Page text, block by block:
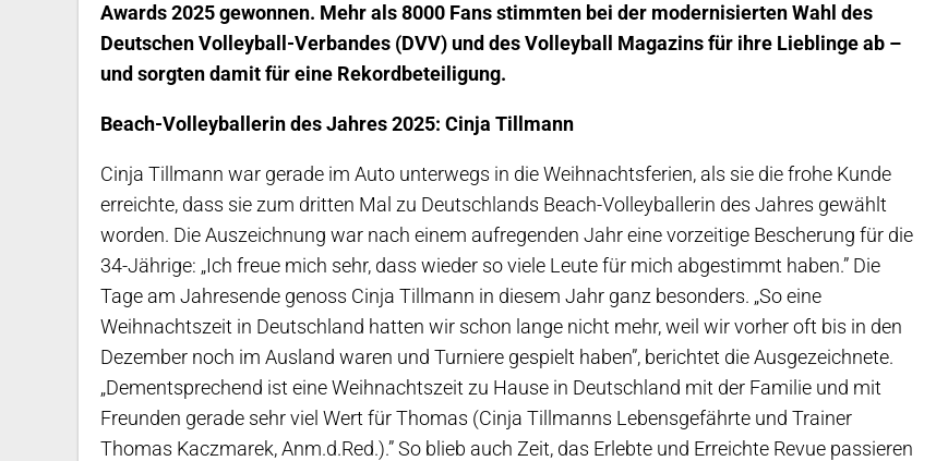
Awards 2025 gewonnen. Mehr als 8000 Fans stimmten bei der modernisierten Wahl des
Deutschen Volleyball-Verbandes (DVV) und des Volleyball Magazins für ihre Lieblinge ab –
und sorgten damit für eine Rekordbeteiligung.
Beach-Volleyballerin des Jahres 2025: Cinja Tillmann
Cinja Tillmann war gerade im Auto unterwegs in die Weihnachtsferien, als sie die frohe Kunde
erreichte, dass sie zum dritten Mal zu Deutschlands Beach-Volleyballerin des Jahres gewählt
worden. Die Auszeichnung war nach einem aufregenden Jahr eine vorzeitige Bescherung für die
34-Jährige: „Ich freue mich sehr, dass wieder so viele Leute für mich abgestimmt haben.” Die
Tage am Jahresende genoss Cinja Tillmann in diesem Jahr ganz besonders. „So eine
Weihnachtszeit in Deutschland hatten wir schon lange nicht mehr, weil wir vorher oft bis in den
Dezember noch im Ausland waren und Turniere gespielt haben”, berichtet die Ausgezeichnete.
„Dementsprechend ist eine Weihnachtszeit zu Hause in Deutschland mit der Familie und mit
Freunden gerade sehr viel Wert für Thomas (Cinja Tillmanns Lebensgefährte und Trainer
Thomas Kaczmarek, Anm.d.Red.).” So blieb auch Zeit, das Erlebte und Erreichte Revue passieren